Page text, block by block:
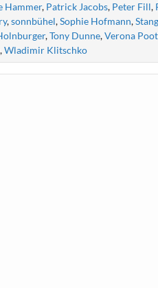
Hammer, Patrick Jacobs, Peter Fill,
,sonnbühel,Sophie Hofmann,
,Tony Dunne,Verona
,Wladimir Klitschko